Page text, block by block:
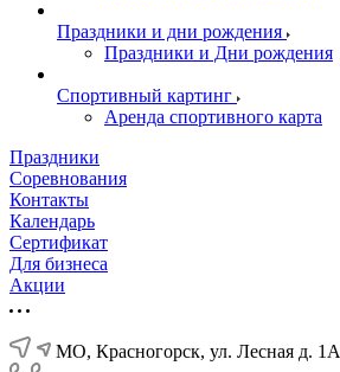
Праздники и дни рождения
Праздники и Дни рождения
Спортивный картинг
Аренда спортивного карта
Праздники
Соревнования
Контакты
Календарь
Сертификат
Для бизнеса
Акции
МО, Красногорск, ул. Лесная д. 1А